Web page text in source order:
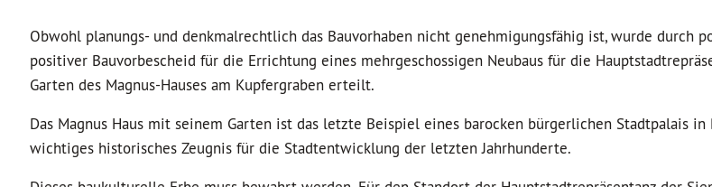
Obwohl planungs- und denkmalrechtlich das Bauvorhaben nicht genehmigungsfähig ist, wurde durch
positiver Bauvorbescheid für die Errichtung eines mehrgeschossigen Neubaus für die
Garten des Magnus-Hauses am Kupfergraben erteilt.
Das Magnus Haus mit seinem Garten ist das letzte Beispiel eines barocken bürgerlichen Stadtpalais
wichtiges historisches Zeugnis für die Stadtentwicklung der letzten Jahrhunderte.